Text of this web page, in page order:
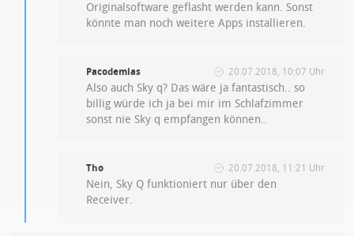
Originalsoftware geflasht werden kann. Sonst
könnte man noch weitere Apps installieren.
Pacodemias 20.07.2018, 10:07 Uhr
Also auch Sky q? Das wäre ja fantastisch.. so
billig würde ich ja bei mir im Schlafzimmer
sonst nie Sky q empfangen können..
Tho 20.07.2018, 11:21 Uhr
Nein, Sky Q funktioniert nur über den
Receiver.